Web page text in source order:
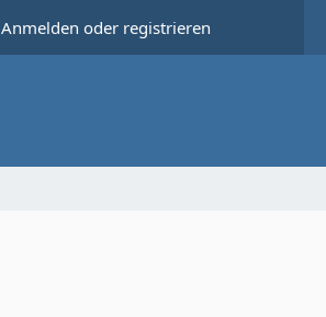
Anmelden oder registrieren